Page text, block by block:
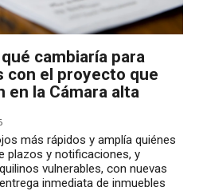
cambiaría para
con el proyecto que
en la Cámara alta
más rápidos y amplía quiénes
plazos y notificaciones, y
vulnerables, con nuevas
inmediata de inmuebles